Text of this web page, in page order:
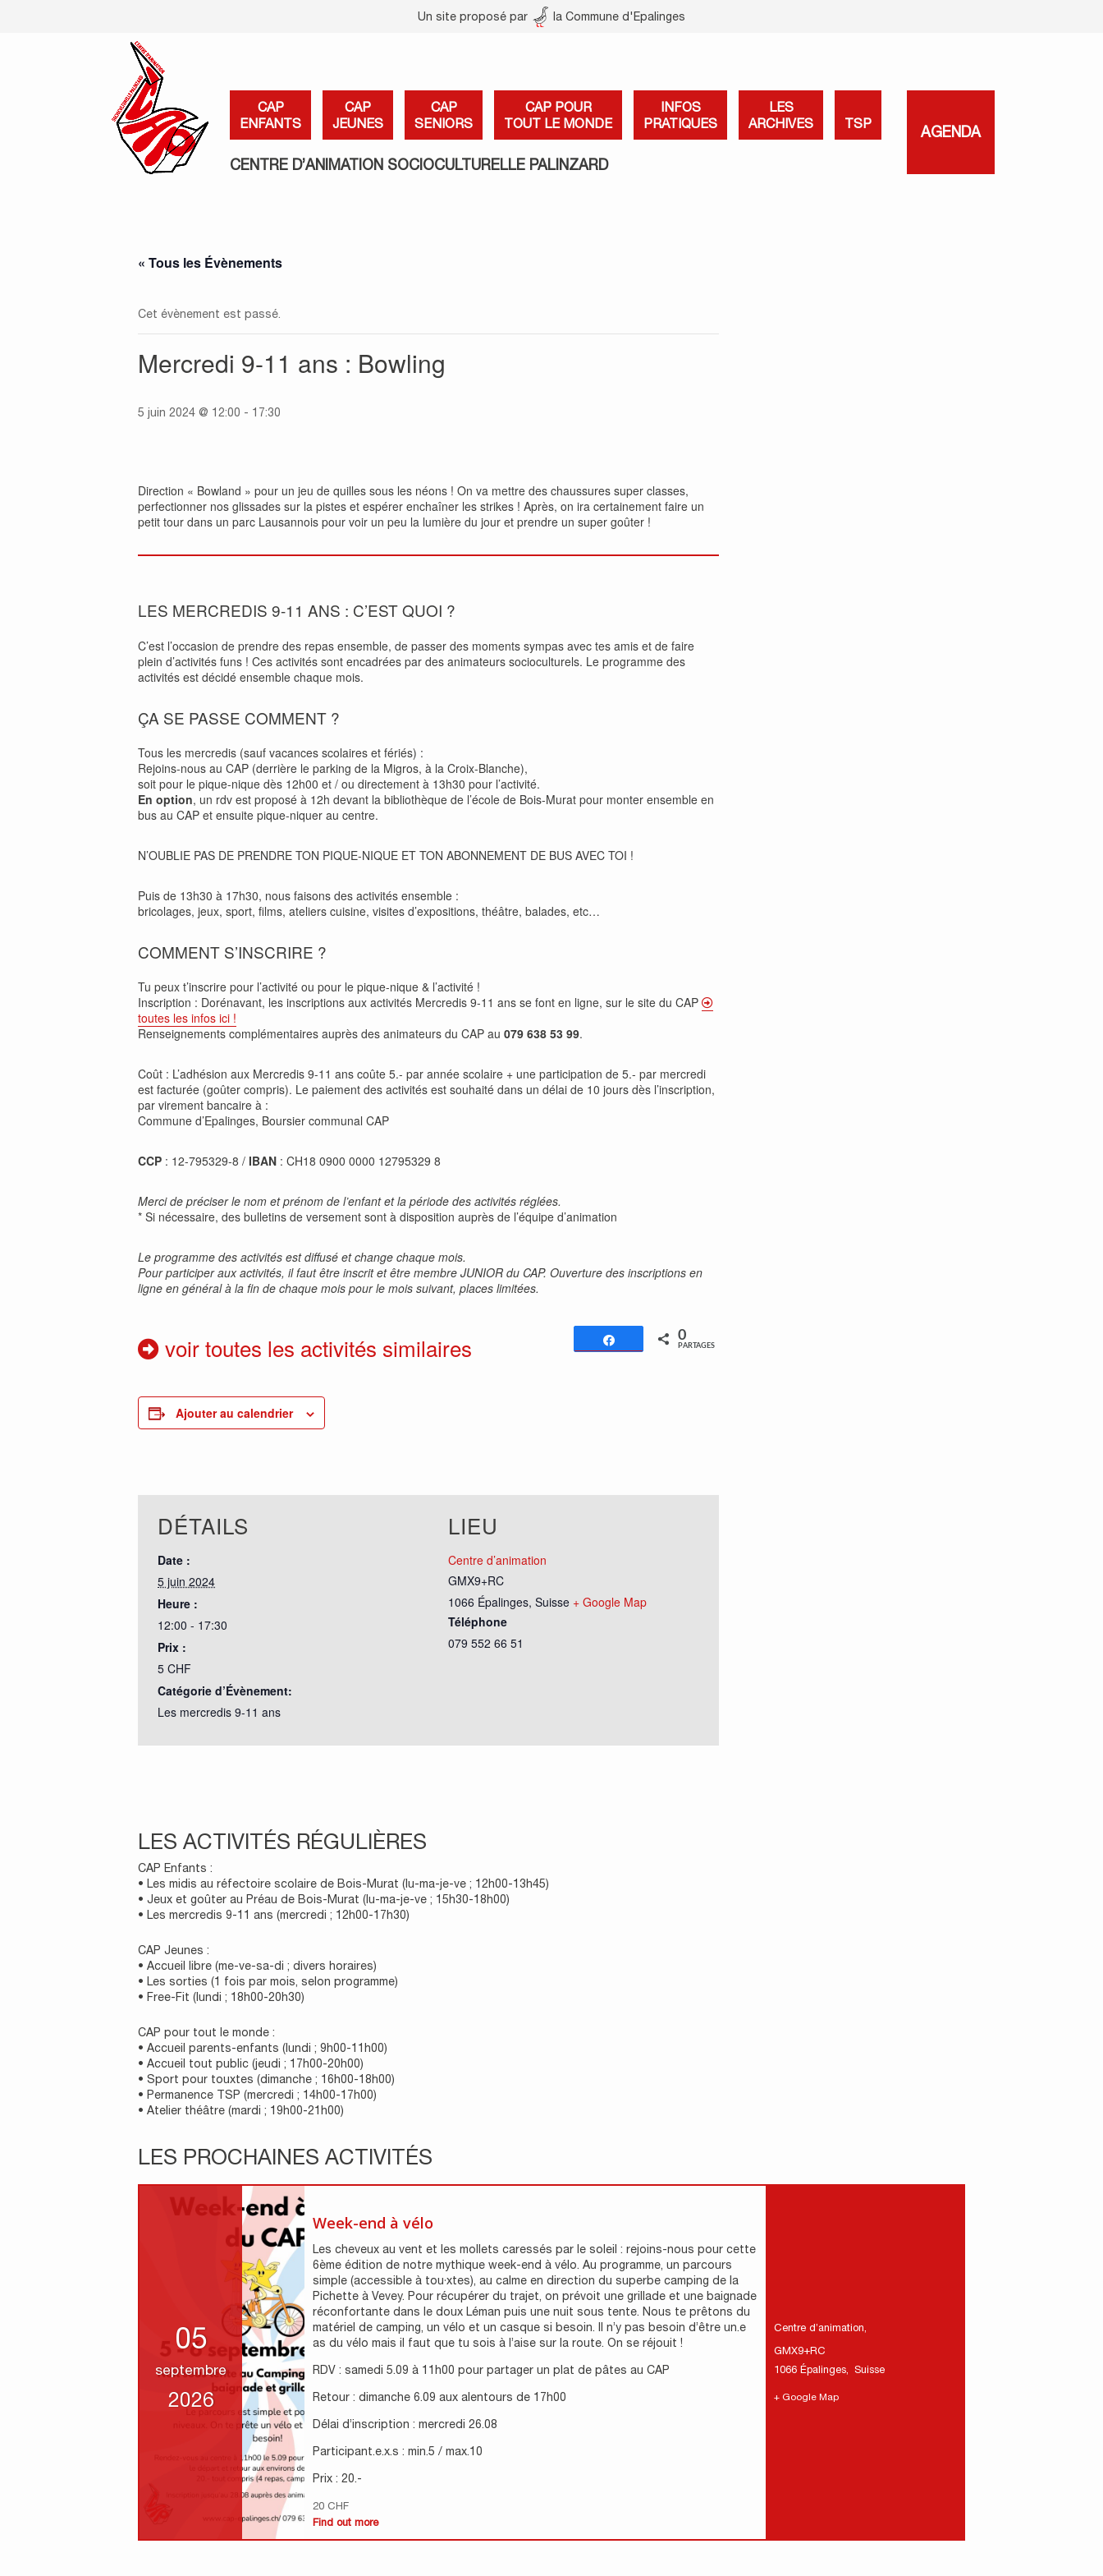
Un site proposé par la Commune d'Epalinges
CAP
ENFANTS
CAP
JEUNES
CAP
SENIORS
CAP POUR
TOUT LE MONDE
INFOS
PRATIQUES
LES
ARCHIVES
TSP
AGENDA
CENTRE D’ANIMATION SOCIOCULTURELLE PALINZARD
« Tous les Évènements
Cet évènement est passé.
Mercredi 9-11 ans : Bowling
5 juin 2024 @ 12:00 - 17:30
Direction « Bowland » pour un jeu de quilles sous les néons ! On va mettre des chaussures super classes,
perfectionner nos glissades sur la pistes et espérer enchaîner les strikes ! Après, on ira certainement faire un
petit tour dans un parc Lausannois pour voir un peu la lumière du jour et prendre un super goûter !
LES MERCREDIS 9-11 ANS : C’EST QUOI ?
C’est l’occasion de prendre des repas ensemble, de passer des moments sympas avec tes amis et de faire
plein d’activités funs ! Ces activités sont encadrées par des animateurs socioculturels. Le programme des
activités est décidé ensemble chaque mois.
ÇA SE PASSE COMMENT ?
Tous les mercredis (sauf vacances scolaires et fériés) :
Rejoins-nous au CAP (derrière le parking de la Migros, à la Croix-Blanche),
soit pour le pique-nique dès 12h00 et / ou directement à 13h30 pour l’activité.
En option, un rdv est proposé à 12h devant la bibliothèque de l’école de Bois-Murat pour monter ensemble en
bus au CAP et ensuite pique-niquer au centre.
N’OUBLIE PAS DE PRENDRE TON PIQUE-NIQUE ET TON ABONNEMENT DE BUS AVEC TOI !
Puis de 13h30 à 17h30, nous faisons des activités ensemble :
bricolages, jeux, sport, films, ateliers cuisine, visites d’expositions, théâtre, balades, etc…
COMMENT S’INSCRIRE ?
Tu peux t’inscrire pour l’activité ou pour le pique-nique & l’activité !
Inscription : Dorénavant, les inscriptions aux activités Mercredis 9-11 ans se font en ligne, sur le site du CAP
toutes les infos ici !
Renseignements complémentaires auprès des animateurs du CAP au 079 638 53 99.
Coût : L’adhésion aux Mercredis 9-11 ans coûte 5.- par année scolaire + une participation de 5.- par mercredi
est facturée (goûter compris). Le paiement des activités est souhaité dans un délai de 10 jours dès l’inscription,
par virement bancaire à :
Commune d’Epalinges, Boursier communal CAP
CCP : 12-795329-8 / IBAN : CH18 0900 0000 12795329 8
Merci de préciser le nom et prénom de l’enfant et la période des activités réglées.
* Si nécessaire, des bulletins de versement sont à disposition auprès de l’équipe d’animation
Le programme des activités est diffusé et change chaque mois.
Pour participer aux activités, il faut être inscrit et être membre JUNIOR du CAP. Ouverture des inscriptions en
ligne en général à la fin de chaque mois pour le mois suivant, places limitées.
Partagez 0
PARTAGES
voir toutes les activités similaires
Ajouter au calendrier
DÉTAILS
Date :
5 juin 2024
Heure :
12:00 - 17:30
Prix :
5 CHF
Catégorie d’Évènement:
Les mercredis 9-11 ans
LIEU
Centre d’animation
GMX9+RC
1066 Épalinges, Suisse + Google Map
Téléphone
079 552 66 51
LES ACTIVITÉS RÉGULIÈRES
CAP Enfants :
• Les midis au réfectoire scolaire de Bois-Murat (lu-ma-je-ve ; 12h00-13h45)
• Jeux et goûter au Préau de Bois-Murat (lu-ma-je-ve ; 15h30-18h00)
• Les mercredis 9-11 ans (mercredi ; 12h00-17h30)
CAP Jeunes :
• Accueil libre (me-ve-sa-di ; divers horaires)
• Les sorties (1 fois par mois, selon programme)
• Free-Fit (lundi ; 18h00-20h30)
CAP pour tout le monde :
• Accueil parents-enfants (lundi ; 9h00-11h00)
• Accueil tout public (jeudi ; 17h00-20h00)
• Sport pour touxtes (dimanche ; 16h00-18h00)
• Permanence TSP (mercredi ; 14h00-17h00)
• Atelier théâtre (mardi ; 19h00-21h00)
LES PROCHAINES ACTIVITÉS
05
septembre
2026
Week-end à vélo
Les cheveux au vent et les mollets caressés par le soleil : rejoins-nous pour cette
6ème édition de notre mythique week-end à vélo. Au programme, un parcours
simple (accessible à tou·xtes), au calme en direction du superbe camping de la
Pichette à Vevey. Pour récupérer du trajet, on prévoit une grillade et une baignade
réconfortante dans le doux Léman puis une nuit sous tente. Nous te prêtons du
matériel de camping, un vélo et un casque si besoin. Il n’y pas besoin d’être un.e
as du vélo mais il faut que tu sois à l’aise sur la route. On se réjouit !
RDV : samedi 5.09 à 11h00 pour partager un plat de pâtes au CAP
Retour : dimanche 6.09 aux alentours de 17h00
Délai d’inscription : mercredi 26.08
Participant.e.x.s : min.5 / max.10
Prix : 20.-
20 CHF
Find out more
Centre d’animation,
GMX9+RC
1066 Épalinges, Suisse
+ Google Map